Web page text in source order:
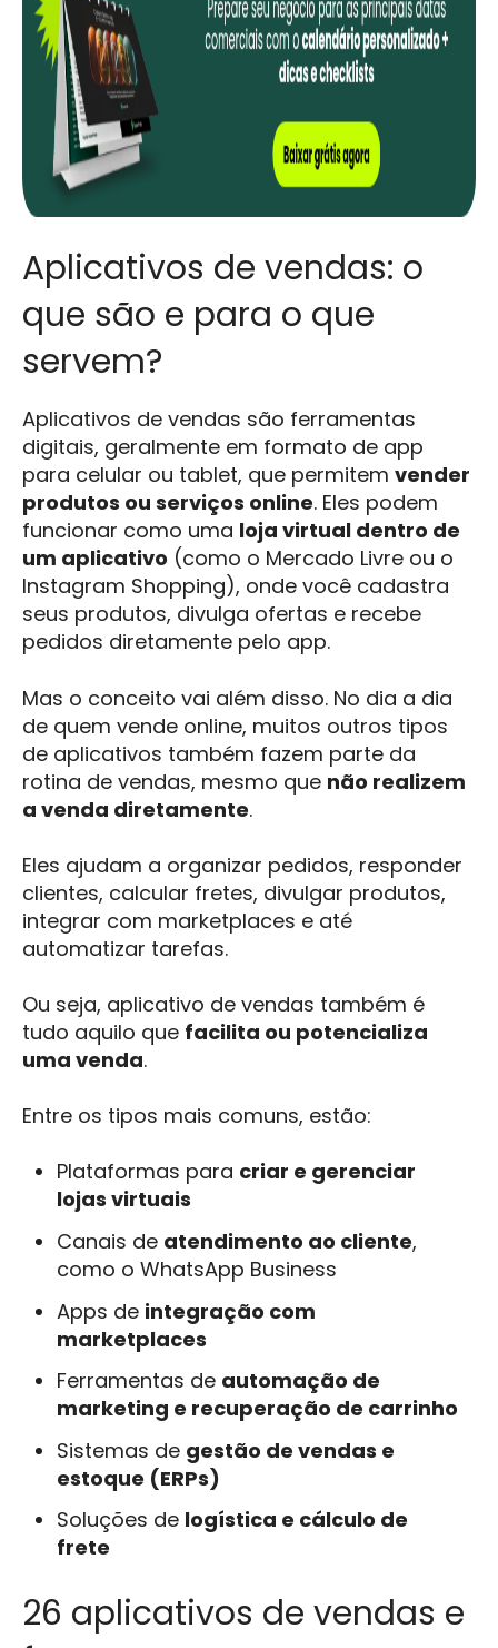
Aplicativos de vendas: o
que são e para o que
servem?
Aplicativos de vendas são ferramentas
digitais, geralmente em formato de app
para celular ou tablet, que permitem vender
produtos ou serviços online. Eles podem
funcionar como uma loja virtual dentro de
um aplicativo (como o Mercado Livre ou o
Instagram Shopping), onde você cadastra
seus produtos, divulga ofertas e recebe
pedidos diretamente pelo app.
Mas o conceito vai além disso. No dia a dia
de quem vende online, muitos outros tipos
de aplicativos também fazem parte da
rotina de vendas, mesmo que não realizem
a venda diretamente.
Eles ajudam a organizar pedidos, responder
clientes, calcular fretes, divulgar produtos,
integrar com marketplaces e até
automatizar tarefas.
Ou seja, aplicativo de vendas também é
tudo aquilo que facilita ou potencializa
uma venda.
Entre os tipos mais comuns, estão:
Plataformas para criar e gerenciar
lojas virtuais
Canais de atendimento ao cliente,
como o WhatsApp Business
Apps de integração com
marketplaces
Ferramentas de automação de
marketing e recuperação de carrinho
Sistemas de gestão de vendas e
estoque (ERPs)
Soluções de logística e cálculo de
frete
26 aplicativos de vendas e